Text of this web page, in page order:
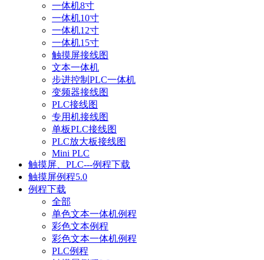
一体机8寸
一体机10寸
一体机12寸
一体机15寸
触摸屏接线图
文本一体机
步进控制PLC一体机
变频器接线图
PLC接线图
专用机接线图
单板PLC接线图
PLC放大板接线图
Mini PLC
触摸屏、PLC---例程下载
触摸屏例程5.0
例程下载
全部
单色文本一体机例程
彩色文本例程
彩色文本一体机例程
PLC例程